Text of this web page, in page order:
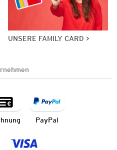
UNSERE FAMILY CARD
PayPal